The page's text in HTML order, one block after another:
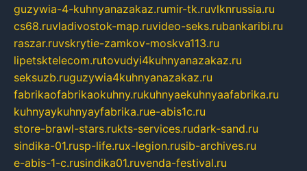
guzywia-4-kuhnyanazakaz.rumir-tk.ruvlknrussia.ru
cs68.ruvladivostok-map.ruvideo-seks.rubankaribi.ru
raszar.ruvskrytie-zamkov-moskva113.ru
lipetsktelecom.rutovudyi4kuhnyanazakaz.ru
seksuzb.ruguzywia4kuhnyanazakaz.ru
fabrikaofabrikaokuhny.rukuhnyaekuhnyaafabrika.ru
kuhnyaykuhnyayfabrika.rue-abis1c.ru
store-brawl-stars.rukts-services.rudark-sand.ru
sindika-01.rusp-life.rux-legion.rusib-archives.ru
e-abis-1-c.rusindika01.ruvenda-festival.ru